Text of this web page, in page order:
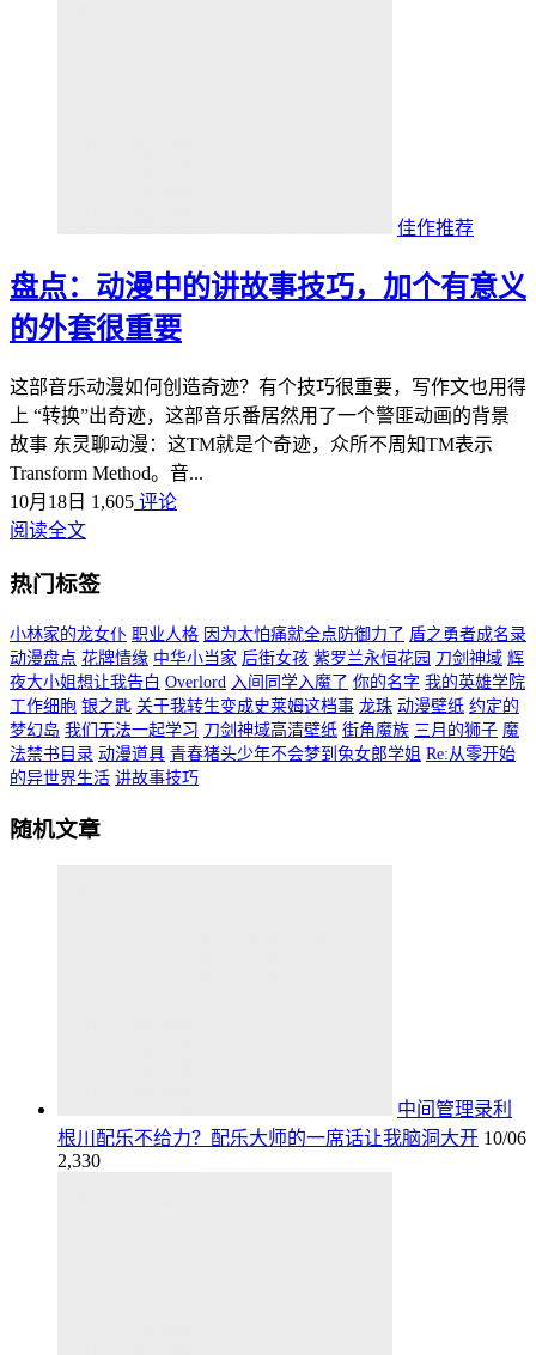
佳作推荐
盘点：动漫中的讲故事技巧，加个有意义
的外套很重要
这部音乐动漫如何创造奇迹？有个技巧很重要，写作文也用得
上 “转换”出奇迹，这部音乐番居然用了一个警匪动画的背景
故事 东灵聊动漫：这TM就是个奇迹，众所不周知TM表示
Transform Method。音...
10月18日 1,605 评论
阅读全文
热门标签
小林家的龙女仆 职业人格 因为太怕痛就全点防御力了 盾之勇者成名录
动漫盘点 花牌情缘 中华小当家 后街女孩 紫罗兰永恒花园 刀剑神域 辉
夜大小姐想让我告白 Overlord 入间同学入魔了 你的名字 我的英雄学院
工作细胞 银之匙 关于我转生变成史莱姆这档事 龙珠 动漫壁纸 约定的
梦幻岛 我们无法一起学习 刀剑神域高清壁纸 街角魔族 三月的狮子 魔
法禁书目录 动漫道具 青春猪头少年不会梦到兔女郎学姐 Re:从零开始
的异世界生活 讲故事技巧
随机文章
中间管理录利
根川配乐不给力？配乐大师的一席话让我脑洞大开 10/06
2,330